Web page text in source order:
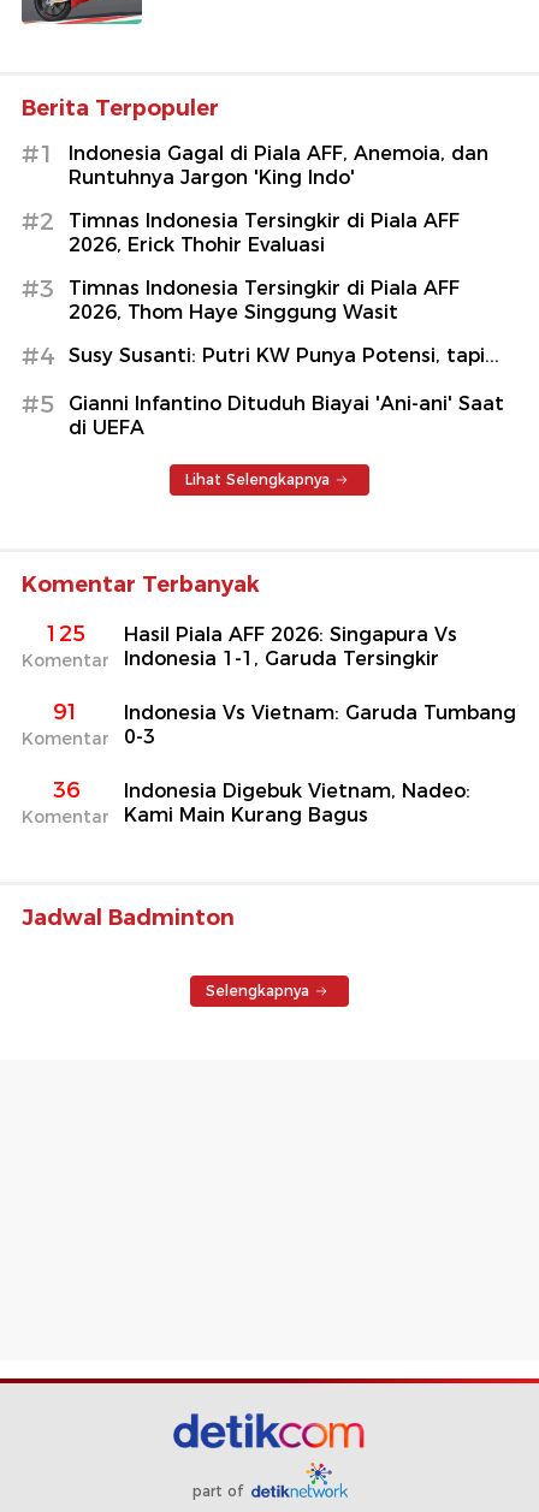
Berita Terpopuler
#1
Indonesia Gagal di Piala AFF, Anemoia, dan
Runtuhnya Jargon 'King Indo'
#2
Timnas Indonesia Tersingkir di Piala AFF
2026, Erick Thohir Evaluasi
#3
Timnas Indonesia Tersingkir di Piala AFF
2026, Thom Haye Singgung Wasit
#4 Susy Susanti: Putri KW Punya Potensi, tapi...
#5
Gianni Infantino Dituduh Biayai 'Ani-ani' Saat
di UEFA
Lihat Selengkapnya
Komentar Terbanyak
125
Komentar
Hasil Piala AFF 2026: Singapura Vs
Indonesia 1-1, Garuda Tersingkir
91
Komentar
Indonesia Vs Vietnam: Garuda Tumbang
0-3
36
Komentar
Indonesia Digebuk Vietnam, Nadeo:
Kami Main Kurang Bagus
Jadwal Badminton
Selengkapnya
part of